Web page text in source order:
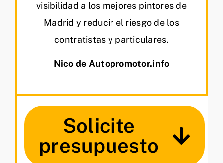
Solicite
presupuesto
visibilidad a los mejores pintores de
Madrid y reducir el riesgo de los
contratistas y particulares.
Nico de Autopromotor.info